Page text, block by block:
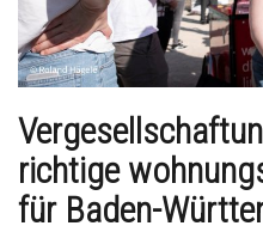
richtige
für Baden-